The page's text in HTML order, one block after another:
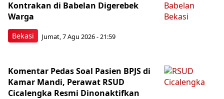
Bekasi
Kontrakan di Babelan Digerebek
Warga
Jumat, 7 Agu 2026 - 21:59
Komentar Pedas Soal Pasien BPJS di
Kamar Mandi, Perawat RSUD
Cicalengka Resmi Dinonaktifkan